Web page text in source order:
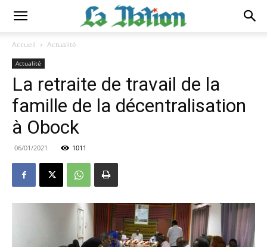
Accueil Actualité
Actualité
La retraite de travail de la
famille de la décentralisation
à Obock
06/01/2021 1011